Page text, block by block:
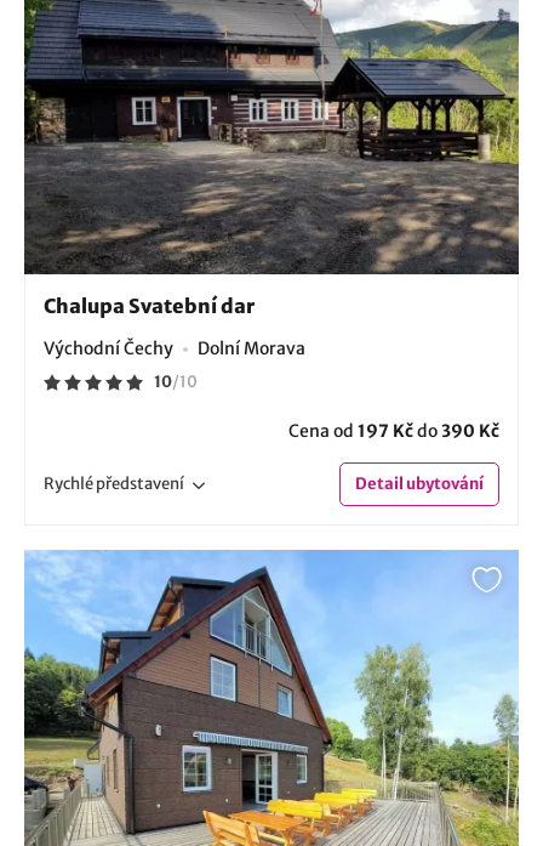
Chalupa Svatební dar
Východní Čechy Dolní Morava
10/10
Cena od 197 Kčdo390 Kč
Rychlépředstavení Detailubytování